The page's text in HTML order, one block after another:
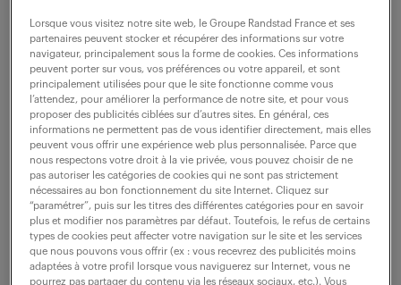
des solutions innovantes en...
voir l'offre
administrateur système windows
(f/h)
5 août 2026
Lorsque vous visitez notre site web, le Groupe Randstad France et ses
partenaires peuvent stocker et récupérer des informations sur votre
navigateur, principalement sous la forme de cookies. Ces informations
peuvent porter sur vous, vos préférences ou votre appareil, et sont
principalement utilisées pour que le site fonctionne comme vous
l’attendez, pour améliorer la performance de notre site, et pour vous
proposer des publicités ciblées sur d’autres sites. En général, ces
informations ne permettent pas de vous identifier directement, mais elles
peuvent vous offrir une expérience web plus personnalisée. Parce que
nous respectons votre droit à la vie privée, vous pouvez choisir de ne
pas autoriser les catégories de cookies qui ne sont pas strictement
nécessaires au bon fonctionnement du site Internet. Cliquez sur
“paramétrer”, puis sur les titres des différentes catégories pour en savoir
plus et modifier nos paramètres par défaut. Toutefois, le refus de certains
types de cookies peut affecter votre navigation sur le site et les services
que nous pouvons vous offrir (ex : vous recevrez des publicités moins
adaptées à votre profil lorsque vous naviguerez sur Internet, vous ne
pourrez pas partager du contenu via les réseaux sociaux, etc.). Vous